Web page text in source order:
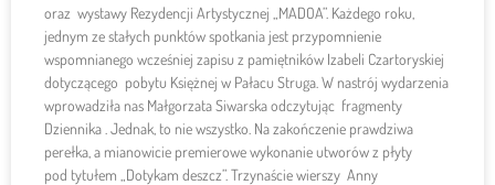
oraz wystawy Rezydencji Artystycznej „MADOA”. Każdego roku,
jednym ze stałych punktów spotkania jest przypomnienie
wspomnianego wcześniej zapisu z pamiętników Izabeli Czartoryskiej
dotyczącego pobytu Księżnej w Pałacu Struga. W nastrój wydarzenia
wprowadziła nas Małgorzata Siwarska odczytując fragmenty
Dziennika . Jednak, to nie wszystko. Na zakończenie prawdziwa
perełka, a mianowicie premierowe wykonanie utworów z płyty
pod tytułem „Dotykam deszcz”. Trzynaście wierszy Anny